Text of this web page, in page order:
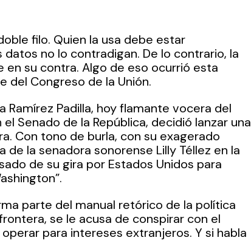
Poder Judicial Cámara de Diputados
filo. Quien la usa debe estar
no lo contradigan. De lo contrario, la
su contra. Algo de eso ocurrió esta
del Congreso de la Unión.
Ramírez Padilla, hoy flamante vocera del
Senado de la República, decidió lanzar una
Con tono de burla, con su exagerado
la senadora sonorense Lilly Téllez en la
de su gira por Estados Unidos para
parte del manual retórico de la política
se le acusa de conspirar con el
para intereses extranjeros. Y si habla